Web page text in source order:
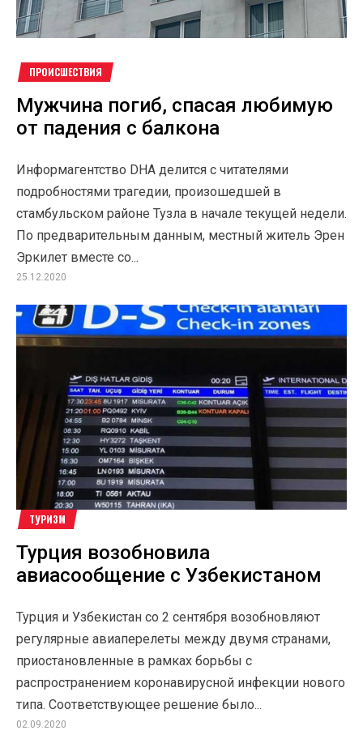
ПРОИСШЕСТВИЯ
Мужчина погиб, спасая любимую
от падения с балкона
Информагентство DHA делится с читателями
подробностями трагедии, произошедшей в
стамбульском районе Тузла в начале текущей недели.
По предварительным данным, местный житель Эрен
Эркилет вместе со...
25.12.2020
ТУРИЗМ
Турция возобновила
авиасообщение с Узбекистаном
Турция и Узбекистан со 2 сентября возобновляют
регулярные авиаперелеты между двумя странами,
приостановленные в рамках борьбы с
распространением коронавирусной инфекции нового
типа. Соответствующее решение было...
02.09.2020